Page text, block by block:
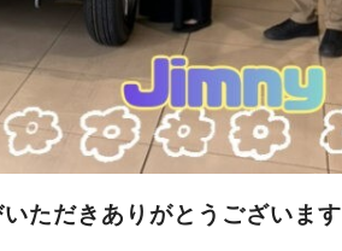
ただきありがとうございます